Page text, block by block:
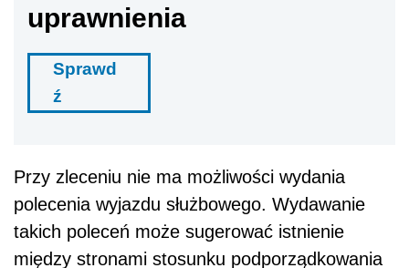
uprawnienia
Sprawd
ź
Przy zleceniu nie ma możliwości wydania
polecenia wyjazdu służbowego. Wydawanie
takich poleceń może sugerować istnienie
między stronami stosunku podporządkowania